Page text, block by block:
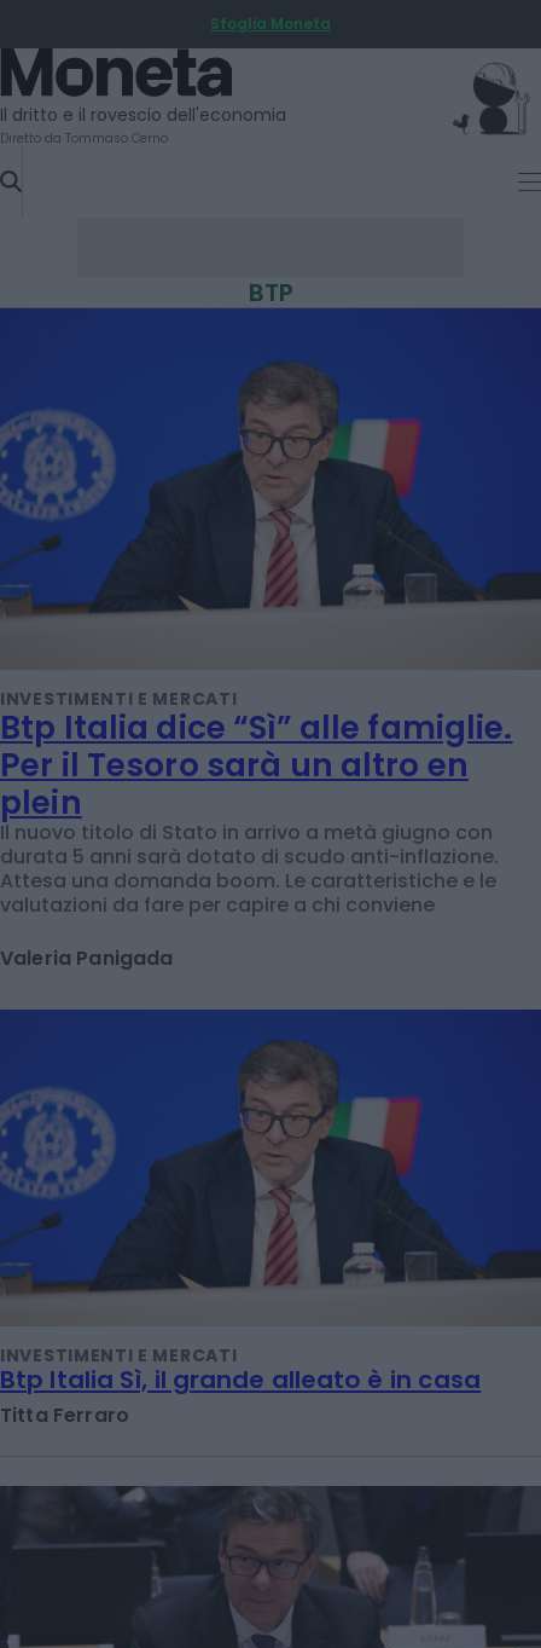
TO
CONTENT
Sfoglia Moneta
Moneta
Il dritto e il rovescio dell'economia
Diretto da Tommaso Cerno
BTP
INVESTIMENTI E MERCATI
Btp Italia dice “Sì” alle famiglie.
Per il Tesoro sarà un altro en
plein
Il nuovo titolo di Stato in arrivo a metà giugno con
durata 5 anni sarà dotato di scudo anti-inflazione.
Attesa una domanda boom. Le caratteristiche e le
valutazioni da fare per capire a chi conviene
Valeria Panigada
INVESTIMENTI E MERCATI
Btp Italia Sì, il grande alleato è in casa
Titta Ferraro